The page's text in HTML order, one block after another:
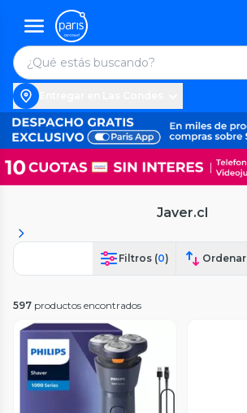
Javer.cl
Filtros (0) Ordenar
597 productos encontrados